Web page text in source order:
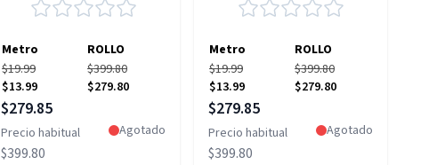
Metro
ROLLO
$19.99
$13.99
$399.80
$279.80
Precio especial
$279.85
Precio habitual
$399.80
Agotado
Metro
ROLLO
$19.99
$13.99
$399.80
$279.80
Precio especial
$279.85
Precio habitual
$399.80
Agotado